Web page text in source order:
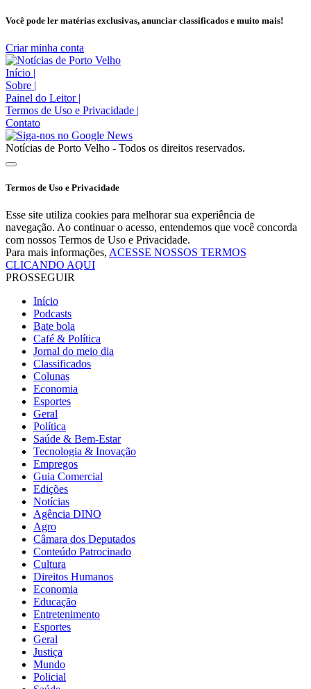
Você pode ler matérias exclusivas, anunciar classificados e muito mais!
Criar minha conta
Início |
Sobre |
Painel do Leitor |
Termos de Uso e Privacidade |
Contato
Notícias de Porto Velho - Todos os direitos reservados.
Termos de Uso e Privacidade
Esse site utiliza cookies para melhorar sua experiência de
navegação. Ao continuar o acesso, entendemos que você concorda
com nossos Termos de Uso e Privacidade.
Para mais informações, ACESSE NOSSOS TERMOS
CLICANDO AQUI
PROSSEGUIR
Início
Podcasts
Bate bola
Café & Política
Jornal do meio dia
Classificados
Colunas
Economia
Esportes
Geral
Política
Saúde & Bem-Estar
Tecnologia & Inovação
Empregos
Guia Comercial
Edições
Notícias
Agência DINO
Agro
Câmara dos Deputados
Conteúdo Patrocinado
Cultura
Direitos Humanos
Economia
Educação
Entretenimento
Esportes
Geral
Justiça
Mundo
Policial